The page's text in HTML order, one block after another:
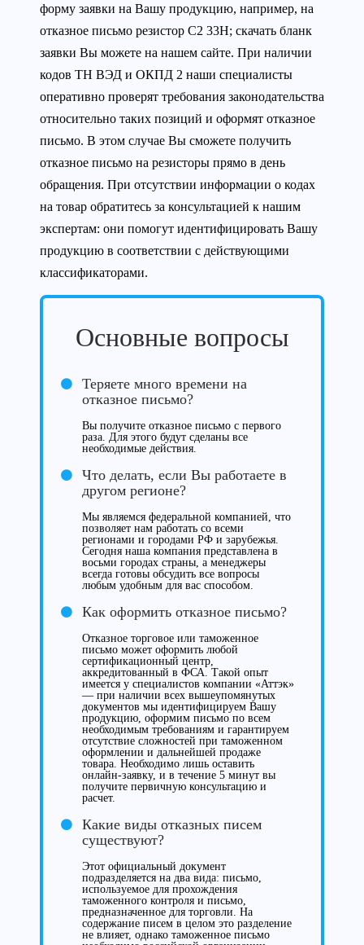
форму заявки на Вашу продукцию, например, на
отказное письмо резистор С2 33Н; скачать бланк
заявки Вы можете на нашем сайте. При наличии
кодов ТН ВЭД и ОКПД 2 наши специалисты
оперативно проверят требования законодательства
относительно таких позиций и оформят отказное
письмо. В этом случае Вы сможете получить
отказное письмо на резисторы прямо в день
обращения. При отсутствии информации о кодах
на товар обратитесь за консультацией к нашим
экспертам: они помогут идентифицировать Вашу
продукцию в соответствии с действующими
классификаторами.
Основные вопросы
Теряете много времени на
отказное письмо?
Вы получите отказное письмо с первого
раза. Для этого будут сделаны все
необходимые действия.
Что делать, если Вы работаете в
другом регионе?
Мы являемся федеральной компанией, что
позволяет нам работать со всеми
регионами и городами РФ и зарубежья.
Сегодня наша компания представлена в
восьми городах страны, а менеджеры
всегда готовы обсудить все вопросы
любым удобным для вас способом.
Как оформить отказное письмо?
Отказное торговое или таможенное
письмо может оформить любой
сертификационный центр,
аккредитованный в ФСА. Такой опыт
имеется у специалистов компании «Аттэк»
— при наличии всех вышеупомянутых
документов мы идентифицируем Вашу
продукцию, оформим письмо по всем
необходимым требованиям и гарантируем
отсутствие сложностей при таможенном
оформлении и дальнейшей продаже
товара. Необходимо лишь оставить
онлайн-заявку, и в течение 5 минут вы
получите первичную консультацию и
расчет.
Какие виды отказных писем
существуют?
Этот официальный документ
подразделяется на два вида: письмо,
используемое для прохождения
таможенного контроля и письмо,
предназначенное для торговли. На
содержание писем в целом это разделение
не влияет, однако таможенное письмо